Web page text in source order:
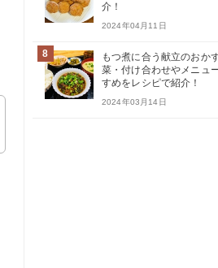
介！
2024年04月11日
8
もつ煮に合う献立のおか
菜・付け合わせやメニュ
すめをレシピで紹介！
2024年03月14日